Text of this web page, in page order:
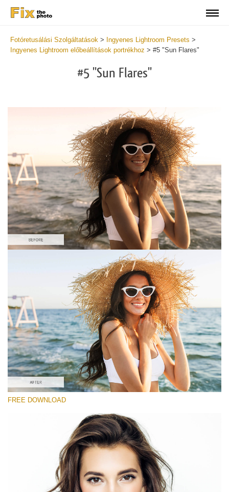
Fotóretusálási Szolgáltatások > Ingyenes Lightroom Presets >
Ingyenes Lightroom előbeállítások portrékhoz > #5 "Sun Flares"
#5 "Sun Flares"
Kérlek, válassz
(40 Lr Presets)
Wedding Collection
(400 Lr Presets)
Entire Collection
(2067 Lr Presets)
Ingyenes letöltés
FREE DOWNLOAD